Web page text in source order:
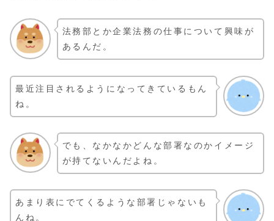
法務部とか企業法務の仕事について興味が
あるんだ。
最近注目されるようになってきているもん
ね。
でも、なかなかどんな部署なのかイメージ
が持てないんだよね。
あまり表にでてくるような部署じゃないも
んね。